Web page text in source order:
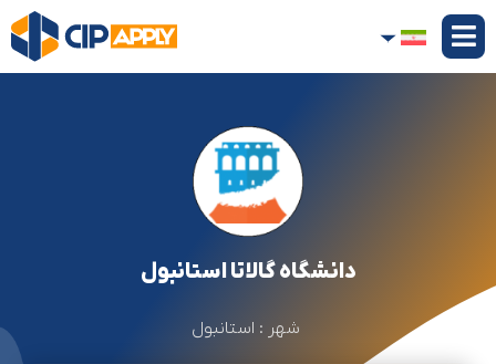
دانشگاه گالاتا استانبول
شهر : استانبول